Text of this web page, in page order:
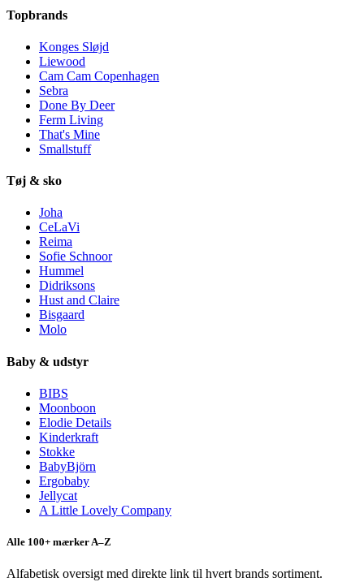
Topbrands
Konges Sløjd
Liewood
Cam Cam Copenhagen
Sebra
Done By Deer
Ferm Living
That's Mine
Smallstuff
Tøj & sko
Joha
CeLaVi
Reima
Sofie Schnoor
Hummel
Didriksons
Hust and Claire
Bisgaard
Molo
Baby & udstyr
BIBS
Moonboon
Elodie Details
Kinderkraft
Stokke
BabyBjörn
Ergobaby
Jellycat
A Little Lovely Company
Alle 100+ mærker A–Z
Alfabetisk oversigt med direkte link til hvert brands sortiment.